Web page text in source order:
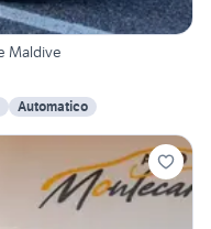
Maldive
Automatico